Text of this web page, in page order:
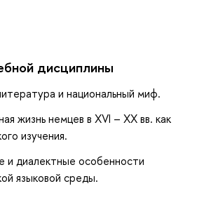
дисциплины
и национальный миф.
жизнь немцев в XVI – XX вв. как
изучения.
и диалектные особенности
языковой среды.